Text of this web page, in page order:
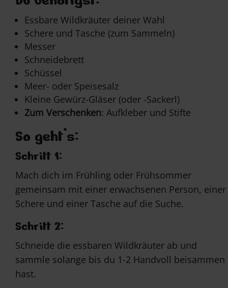
Essbare Wildkräuter deiner Wahl
Schere und Tasche (zum Sammeln)
Messer
Schneidebrett
Schüssel
Meer- oder Speisesalz
Kleine Gewürz-Gläser (oder -Sackerl)
Zum Verschenken: Aufkleber und Stifte
So geht’s:
Schritt 1:
Mach dich im Frühling oder Frühsommer
gemeinsam mit einer erwachsenen Person, einer
Schere und einer Tasche auf die Suche.
Schritt 2:
Schneide die essbaren Wildkräuter ab und
sammle solange bis du 1-2 Handvoll beisammen
hast.